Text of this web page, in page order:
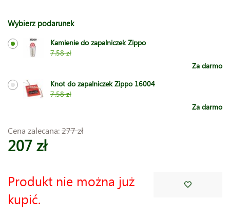
Wybierz podarunek
Kamienie do zapalniczek Zippo
7.58 zł
Za darmo
Knot do zapalniczek Zippo 16004
7.58 zł
Za darmo
Cena zalecana:277 zł
207 zł
Produkt nie można już
kupić.